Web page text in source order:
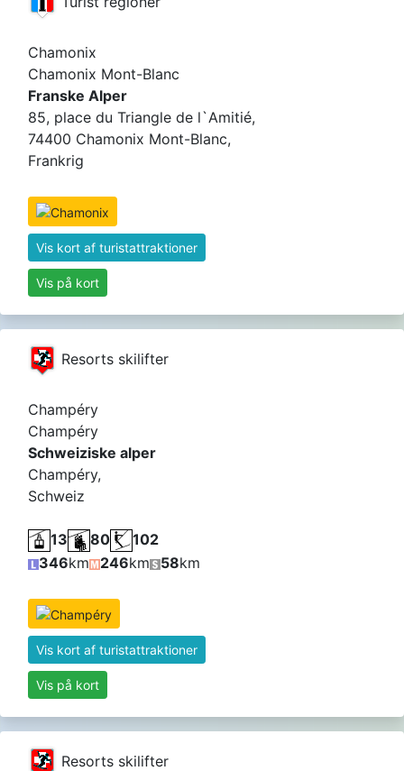
Chamonix
Chamonix Mont-Blanc
Franske Alper
85, place du Triangle de l`Amitié,
74400 Chamonix Mont-Blanc,
Frankrig
Vis kort af turistattraktioner
Vis på kort
Resorts skilifter
Champéry
Champéry
Schweiziske alper
Champéry,
Schweiz
13 80
102
346km 246km 58km
Vis kort af turistattraktioner
Vis på kort
Resorts skilifter